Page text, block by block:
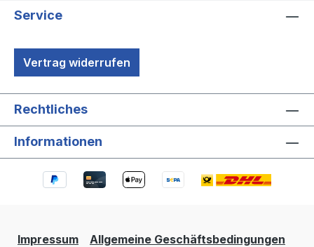
Service
Vertrag widerrufen
Rechtliches
Informationen
Impressum
Allgemeine Geschäftsbedingungen